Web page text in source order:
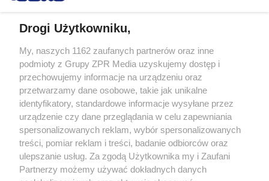
Drogi Użytkowniku,
My, naszych 1162 zaufanych partnerów oraz inne
podmioty z Grupy ZPR Media uzyskujemy dostęp i
przechowujemy informacje na urządzeniu oraz
przetwarzamy dane osobowe, takie jak unikalne
identyfikatory, standardowe informacje wysyłane przez
urządzenie czy dane przeglądania w celu zapewniania
spersonalizowanych reklam, wybór spersonalizowanych
treści, pomiar reklam i treści, badanie odbiorców oraz
ulepszanie usług. Za zgodą Użytkownika my i Zaufani
Partnerzy możemy używać dokładnych danych